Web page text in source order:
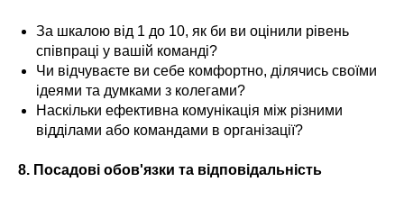
За шкалою від 1 до 10, як би ви оцінили рівень
співпраці у вашій команді?
Чи відчуваєте ви себе комфортно, ділячись своїми
ідеями та думками з колегами?
Наскільки ефективна комунікація між різними
відділами або командами в організації?
8. Посадові обов'язки та відповідальність